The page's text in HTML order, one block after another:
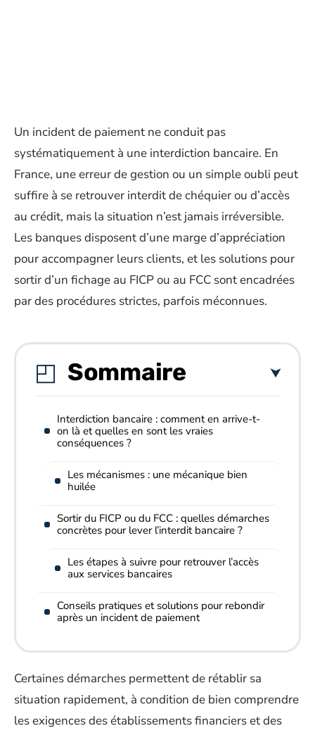
Un incident de paiement ne conduit pas
systématiquement à une interdiction bancaire. En
France, une erreur de gestion ou un simple oubli peut
suffire à se retrouver interdit de chéquier ou d’accès
au crédit, mais la situation n’est jamais irréversible.
Les banques disposent d’une marge d’appréciation
pour accompagner leurs clients, et les solutions pour
sortir d’un fichage au FICP ou au FCC sont encadrées
par des procédures strictes, parfois méconnues.
Sommaire
Interdiction bancaire : comment en arrive-t-
on là et quelles en sont les vraies
conséquences ?
Les mécanismes : une mécanique bien
huilée
Sortir du FICP ou du FCC : quelles démarches
concrètes pour lever l’interdit bancaire ?
Les étapes à suivre pour retrouver l’accès
aux services bancaires
Conseils pratiques et solutions pour rebondir
après un incident de paiement
Certaines démarches permettent de rétablir sa
situation rapidement, à condition de bien comprendre
les exigences des établissements financiers et des